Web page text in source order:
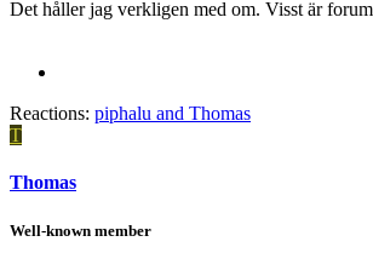
Det håller jag verkligen med om. Visst är
Reactions: piphalu and Thomas
T
Thomas
Well-known member